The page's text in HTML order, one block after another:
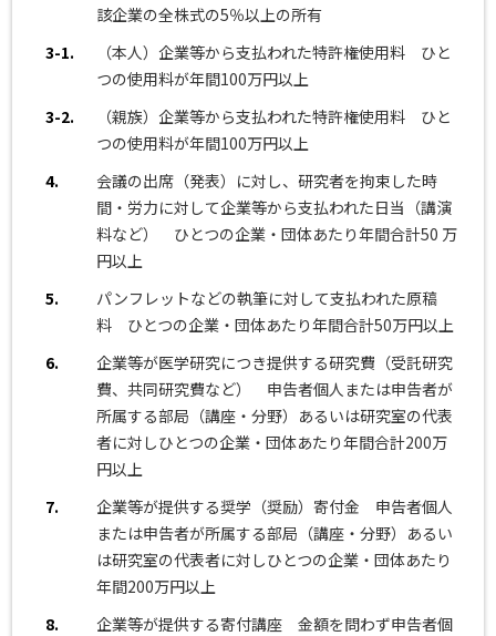
該企業の全株式の5％以上の所有
3-1.
（本人）企業等から支払われた特許権使用料 ひと
つの使用料が年間100万円以上
3-2.
（親族）企業等から支払われた特許権使用料 ひと
つの使用料が年間100万円以上
4.
会議の出席（発表）に対し、研究者を拘束した時
間・労力に対して企業等から支払われた日当（講演
料など） ひとつの企業・団体あたり年間合計50 万
円以上
5.
パンフレットなどの執筆に対して支払われた原稿
料 ひとつの企業・団体あたり年間合計50万円以上
6.
企業等が医学研究につき提供する研究費（受託研究
費、共同研究費など） 申告者個人または申告者が
所属する部局（講座・分野）あるいは研究室の代表
者に対しひとつの企業・団体あたり年間合計200万
円以上
7.
企業等が提供する奨学（奨励）寄付金 申告者個人
または申告者が所属する部局（講座・分野）あるい
は研究室の代表者に対しひとつの企業・団体あたり
年間200万円以上
8.
企業等が提供する寄付講座 金額を問わず申告者個